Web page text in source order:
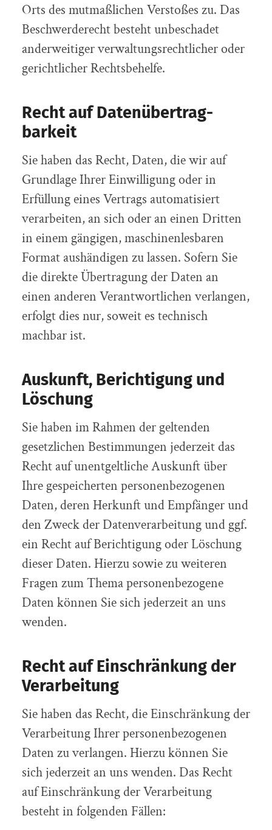
Orts des mutmaßlichen Verstoßes zu. Das
Beschwerderecht besteht unbeschadet
anderweitiger verwaltungsrechtlicher oder
gerichtlicher Rechtsbehelfe.
Recht auf Daten­übertrag­
barkeit
Sie haben das Recht, Daten, die wir auf
Grundlage Ihrer Einwilligung oder in
Erfüllung eines Vertrags automatisiert
verarbeiten, an sich oder an einen Dritten
in einem gängigen, maschinenlesbaren
Format aushändigen zu lassen. Sofern Sie
die direkte Übertragung der Daten an
einen anderen Verantwortlichen verlangen,
erfolgt dies nur, soweit es technisch
machbar ist.
Auskunft, Berichtigung und
Löschung
Sie haben im Rahmen der geltenden
gesetzlichen Bestimmungen jederzeit das
Recht auf unentgeltliche Auskunft über
Ihre gespeicherten personenbezogenen
Daten, deren Herkunft und Empfänger und
den Zweck der Datenverarbeitung und ggf.
ein Recht auf Berichtigung oder Löschung
dieser Daten. Hierzu sowie zu weiteren
Fragen zum Thema personenbezogene
Daten können Sie sich jederzeit an uns
wenden.
Recht auf Einschränkung der
Verarbeitung
Sie haben das Recht, die Einschränkung der
Verarbeitung Ihrer personenbezogenen
Daten zu verlangen. Hierzu können Sie
sich jederzeit an uns wenden. Das Recht
auf Einschränkung der Verarbeitung
besteht in folgenden Fällen: